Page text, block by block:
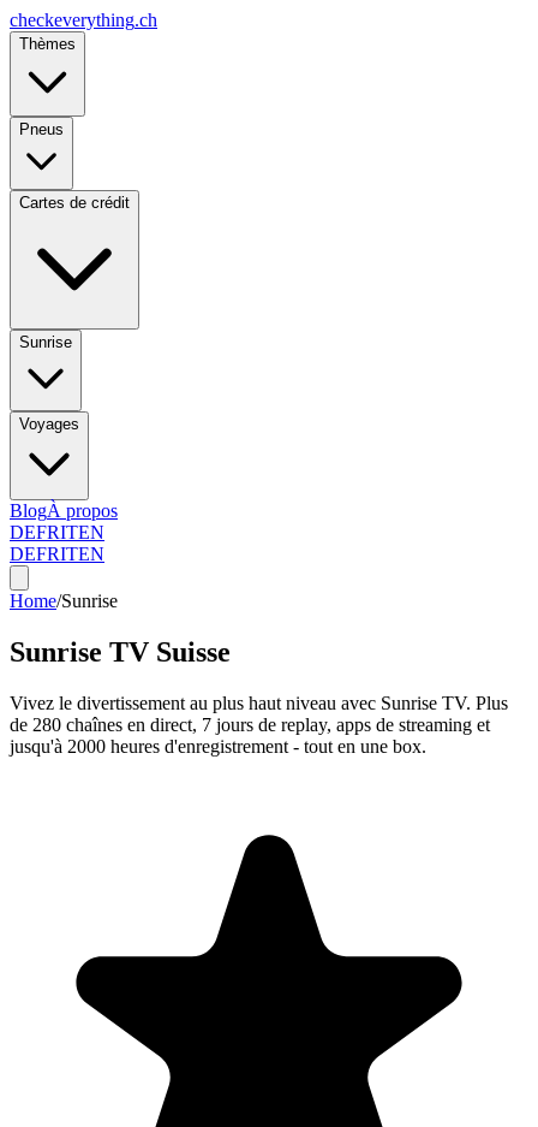
checkeverything.ch
Thèmes
Pneus
Cartes de crédit
Sunrise
Voyages
BlogÀ propos
DEFRITEN
DEFRITEN
Home/Sunrise
Sunrise TV Suisse
Vivez le divertissement au plus haut niveau avec Sunrise TV. Plus
de 280 chaînes en direct, 7 jours de replay, apps de streaming et
jusqu'à 2000 heures d'enregistrement - tout en une box.